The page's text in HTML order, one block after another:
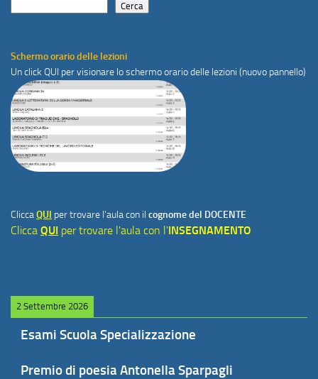
Cerca
Schermo orario delle lezioni
Un click QUI per visionare lo schermo orario delle lezioni (nuovo pannello)
CliccaQUI per trovare l'aula con il cognome del DOCENTE
Clicca QUI per trovare l'aula con l'INSEGNAMENTO
2 Settembre 2026
Esami Scuola Specializzazione
Premio di poesia Antonella Sparpagli